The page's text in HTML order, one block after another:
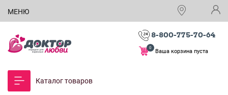
МЕНЮ
8-800-775-70-64
Ваша корзина пуста
0
Каталог товаров